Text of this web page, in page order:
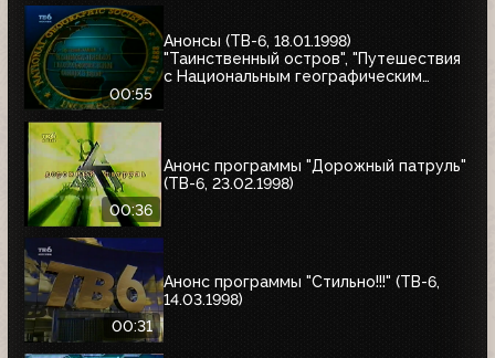
00:55
Анонсы (ТВ-6, 18.01.1998)
"Таинственный остров", "Путешествия
с Национальным географическим
00:36
Анонс программы "Дорожный патруль"
(ТВ-6, 23.02.1998)
00:31
Анонс программы "Стильно!!!" (ТВ-6,
14.03.1998)